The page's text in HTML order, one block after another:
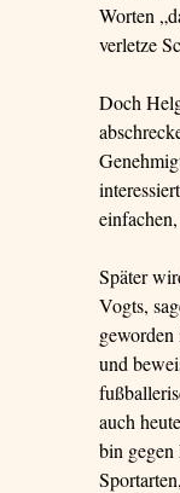
Worten
verletze
Doch
Später
Vogts,
und
auch
bin gegen